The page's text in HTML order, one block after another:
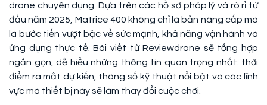
drone chuyên dụng. Dựa trên các hồ sơ pháp lý và rò rỉ từ
đầu năm 2025, Matrice 400 không chỉ là bản nâng cấp mà
là bước tiến vượt bậc về sức mạnh, khả năng vận hành và
ứng dụng thực tế. Bài viết từ Reviewdrone sẽ tổng hợp
ngắn gọn, dễ hiểu những thông tin quan trọng nhất: thời
điểm ra mắt dự kiến, thông số kỹ thuật nổi bật và các lĩnh
vực mà thiết bị này sẽ làm thay đổi cuộc chơi.